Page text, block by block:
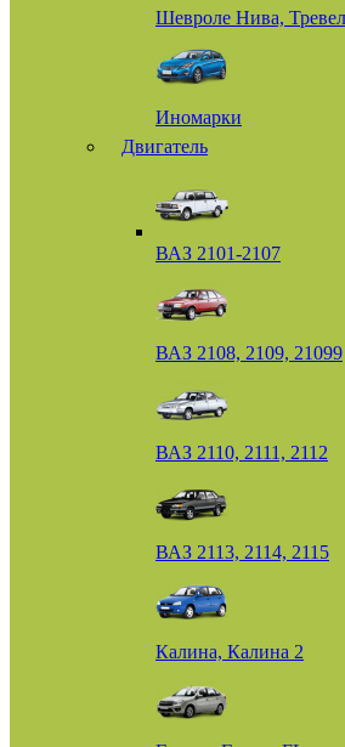
Шевроле Нива, Тревел
Иномарки
Двигатель
ВАЗ 2101-2107
ВАЗ 2108, 2109, 21099
ВАЗ 2110, 2111, 2112
ВАЗ 2113, 2114, 2115
Калина, Калина 2